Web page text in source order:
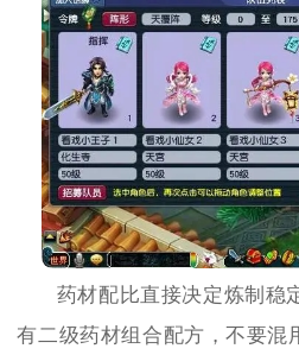
药材配比直接决定炼制稳
有二级药材组合配方，不要混